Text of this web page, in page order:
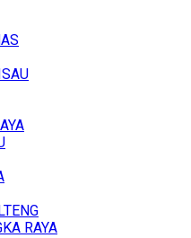
RAYA